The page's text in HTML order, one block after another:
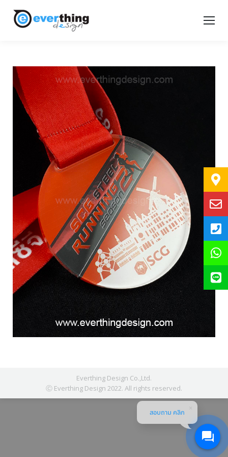
Everthing Design Co.,Ltd.
Ⓒ Everthing Design 2022. All rights reserved.
สอบถาม คลิก